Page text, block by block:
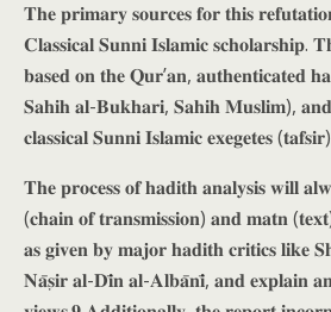
𝐓𝐡𝐞 𝐩𝐫𝐢𝐦𝐚𝐫𝐲 𝐬𝐨𝐮𝐫𝐜𝐞𝐬 𝐟𝐨𝐫 𝐭𝐡𝐢𝐬
𝐂𝐥𝐚𝐬𝐬𝐢𝐜𝐚𝐥 𝐒𝐮𝐧𝐧𝐢 𝐈𝐬𝐥𝐚𝐦𝐢𝐜 𝐬𝐜𝐡𝐨𝐥𝐚𝐫𝐬𝐡𝐢𝐩.
𝐛𝐚𝐬𝐞𝐝 𝐨𝐧 𝐭𝐡𝐞 𝐐𝐮𝐫’𝐚𝐧, 𝐚𝐮𝐭𝐡𝐞𝐧𝐭𝐢𝐜𝐚𝐭𝐞𝐝
𝐒𝐚𝐡𝐢𝐡 𝐚𝐥-𝐁𝐮𝐤𝐡𝐚𝐫𝐢, 𝐒𝐚𝐡𝐢𝐡 𝐌𝐮𝐬𝐥𝐢𝐦),
𝐜𝐥𝐚𝐬𝐬𝐢𝐜𝐚𝐥 𝐒𝐮𝐧𝐧𝐢 𝐈𝐬𝐥𝐚𝐦𝐢𝐜 𝐞𝐱𝐞𝐠𝐞𝐭𝐞𝐬
𝐓𝐡𝐞 𝐩𝐫𝐨𝐜𝐞𝐬𝐬 𝐨𝐟 𝐡𝐚𝐝𝐢𝐭𝐡 𝐚𝐧𝐚𝐥𝐲𝐬𝐢𝐬 𝐰𝐢𝐥𝐥
(𝐜𝐡𝐚𝐢𝐧 𝐨𝐟 𝐭𝐫𝐚𝐧𝐬𝐦𝐢𝐬𝐬𝐢𝐨𝐧) 𝐚𝐧𝐝 𝐦𝐚𝐭𝐧
𝐚𝐬 𝐠𝐢𝐯𝐞𝐧 𝐛𝐲 𝐦𝐚𝐣𝐨𝐫 𝐡𝐚𝐝𝐢𝐭𝐡 𝐜𝐫𝐢𝐭𝐢𝐜𝐬
𝐍𝐚̄𝐬̣𝐢𝐫 𝐚𝐥-𝐃𝐢̄𝐧 𝐚𝐥-𝐀𝐥𝐛𝐚̄𝐧𝐢̄, 𝐚𝐧𝐝 𝐞𝐱𝐩𝐥𝐚𝐢𝐧